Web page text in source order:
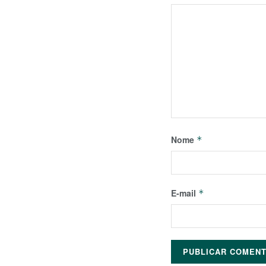
Nome *
E-mail *